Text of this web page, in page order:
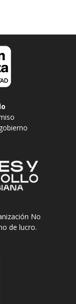
No
de lucro.